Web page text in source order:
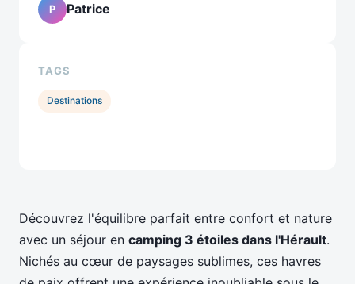
Découvrez l'équilibre parfait entre confort et nature
avec un séjour en camping 3 étoiles dans l'Hérault.
Nichés au cœur de paysages sublimes, ces havres
P Patrice
TAGS
Destinations